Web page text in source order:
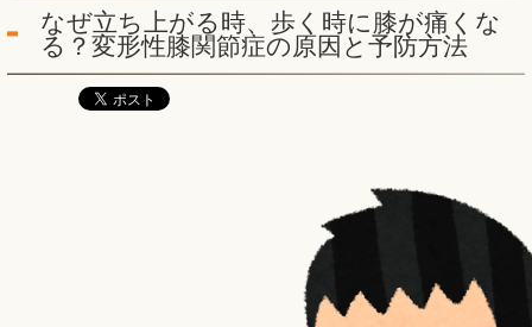
なぜ立ち上がる時、歩く時に膝が痛くな
る？変形性膝関節症の原因と予防方法